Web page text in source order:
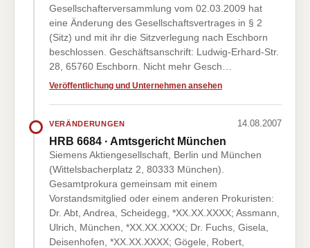
Gesellschafterversammlung vom 02.03.2009 hat
eine Änderung des Gesellschaftsvertrages in § 2
(Sitz) und mit ihr die Sitzverlegung nach Eschborn
beschlossen. Geschäftsanschrift: Ludwig-Erhard-Str.
28, 65760 Eschborn. Nicht mehr Gesch…
Veröffentlichung und Unternehmen ansehen
VERÄNDERUNGEN 14.08.2007
HRB 6684 · Amtsgericht München
Siemens Aktiengesellschaft, Berlin und München
(Wittelsbacherplatz 2, 80333 München).
Gesamtprokura gemeinsam mit einem
Vorstandsmitglied oder einem anderen Prokuristen:
Dr. Abt, Andrea, Scheidegg, *XX.XX.XXXX; Assmann,
Ulrich, München, *XX.XX.XXXX; Dr. Fuchs, Gisela,
Deisenhofen, *XX.XX.XXXX; Gögele, Robert,